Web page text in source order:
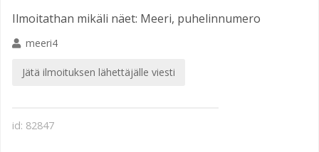
Ilmoitathan mikäli näet: Meeri, puhelinnumero
meeri4
Jätä ilmoituksen lähettäjälle viesti
id: 82847